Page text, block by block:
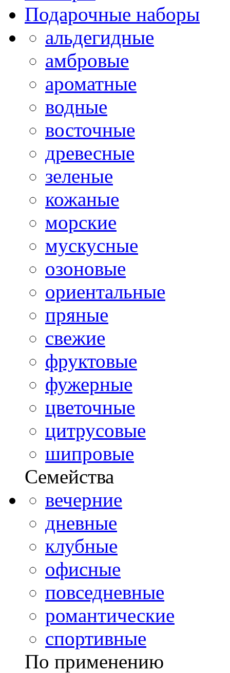
Подарочные наборы
альдегидные
амбровые
ароматные
водные
восточные
древесные
зеленые
кожаные
морские
мускусные
озоновые
ориентальные
пряные
свежие
фруктовые
фужерные
цветочные
цитрусовые
шипровые
Семейства
вечерние
дневные
клубные
офисные
повседневные
романтические
спортивные
По применению